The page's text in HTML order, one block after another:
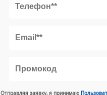
Отправляя заявку, я принимаю